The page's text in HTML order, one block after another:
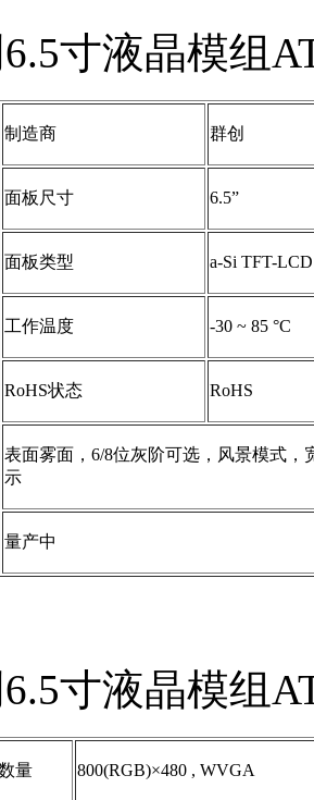
寸液晶模组
制造商 群创
面板尺寸 6.5”
面板类型 a-Si TFT-
工作温度 -30 ~ 85 °C
RoHS状态 RoHS
表面雾面，6/8位灰阶可选，风景模式
示
量产中
寸液晶模组
量 800(RGB)×480 , WVGA